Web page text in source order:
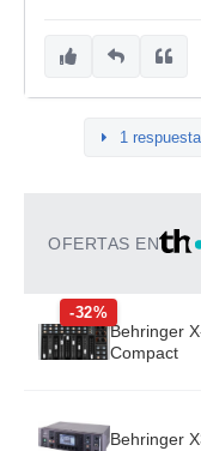
1
OFERTAS EN
-32%
Behringer
Compact
Behringer